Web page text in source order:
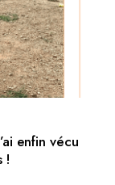
enfin vécu
!